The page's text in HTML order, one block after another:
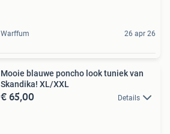
Warffum 26 apr 26
Mooie blauwe poncho look tuniek van
Skandika! XL/XXL
€ 65,00 Details